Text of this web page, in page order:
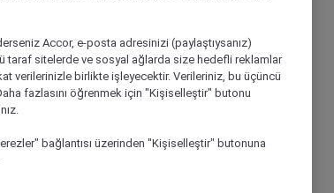
Accor, e-posta adresinizi (paylaştıysanız)
taraf sitelerde ve sosyal ağlarda size hedefli reklamlar
verilerinizle birlikte işleyecektir. Verileriniz, bu üçüncü
fazlasını öğrenmek için "Kişiselleştir" butonu
bağlantısı üzerinden "Kişiselleştir" butonuna